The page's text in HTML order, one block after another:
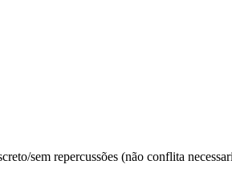
sem repercussões (não conflita